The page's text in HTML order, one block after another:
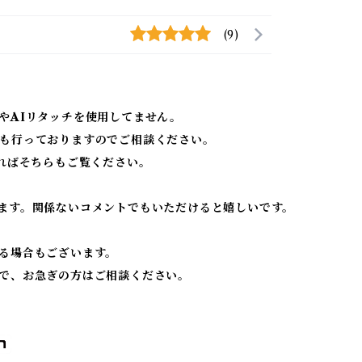
(9)
AIリタッチを使用してません。
っておりますのでご相談ください。
そちらもご覧ください。
。関係ないコメントでもいただけると嬉しいです。
合もございます。
お急ぎの方はご相談ください。